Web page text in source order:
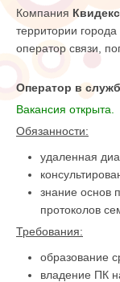
Компания
территории
оператор связи,
Оператор в
Вакансия открыта.
Обязанности:
удаленная
знание основ
протоколов
Требования:
образование
владение ПК